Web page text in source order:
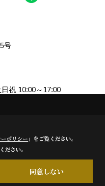
号
日祝 10:00～17:00
Reserved.
ポリシー 」をご覧ください。
さい。
同意しない